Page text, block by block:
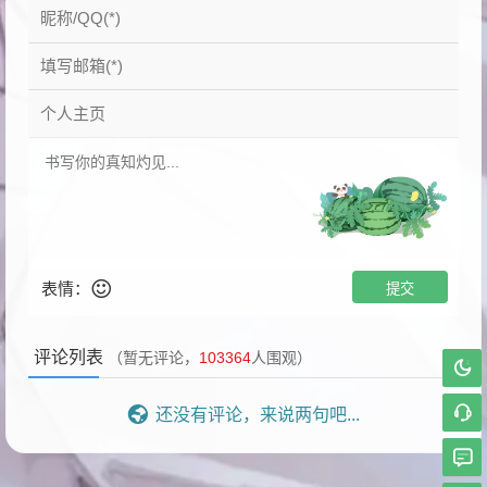
表情：
评论列表 （暂无评论， 103364人围观）
还没有评论，来说两句吧...